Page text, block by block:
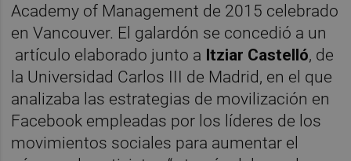
Academy of Management de 2015 celebrado
en Vancouver. El galardón se concedió a un
artículo elaborado junto a Itziar Castelló, de
la Universidad Carlos III de Madrid, en el que
analizaba las estrategias de movilización en
Facebook empleadas por los líderes de los
movimientos sociales para aumentar el